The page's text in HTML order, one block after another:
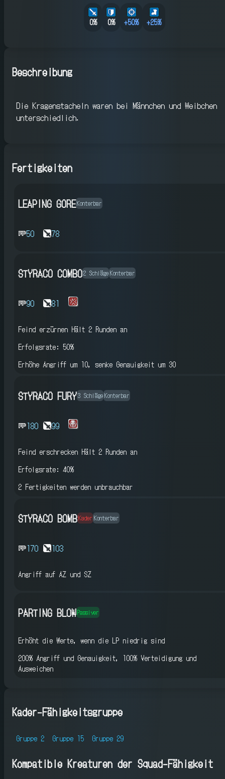
0% 0% +50% +25%
Beschreibung
Die Kragenstacheln waren bei Männchen und Weibchen
unterschiedlich.
Fertigkeiten
LEAPING GOREKonterbar
50 78
STYRACO COMBO2 Schläge Konterbar
90 81
Feind erzürnen Hält 2 Runden an
Erfolgsrate: 50%
Erhöhe Angriff um 10, senke Genauigkeit um 30
STYRACO FURY3 Schläge Konterbar
180 99
Feind erschrecken Hält 2 Runden an
Erfolgsrate: 40%
2 Fertigkeiten werden unbrauchbar
STYRACO BOMBKader Konterbar
170 103
Angriff auf AZ und SZ
PARTING BLOWPassiver
Erhöht die Werte, wenn die LP niedrig sind
200% Angriff und Genauigkeit, 100% Verteidigung und
Ausweichen
Kader-Fähigkeitsgruppe
Gruppe 2 Gruppe 15 Gruppe 29
Kompatible Kreaturen der Squad-Fähigkeit